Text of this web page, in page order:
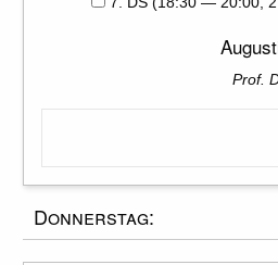
Prof.
Donnerstag: